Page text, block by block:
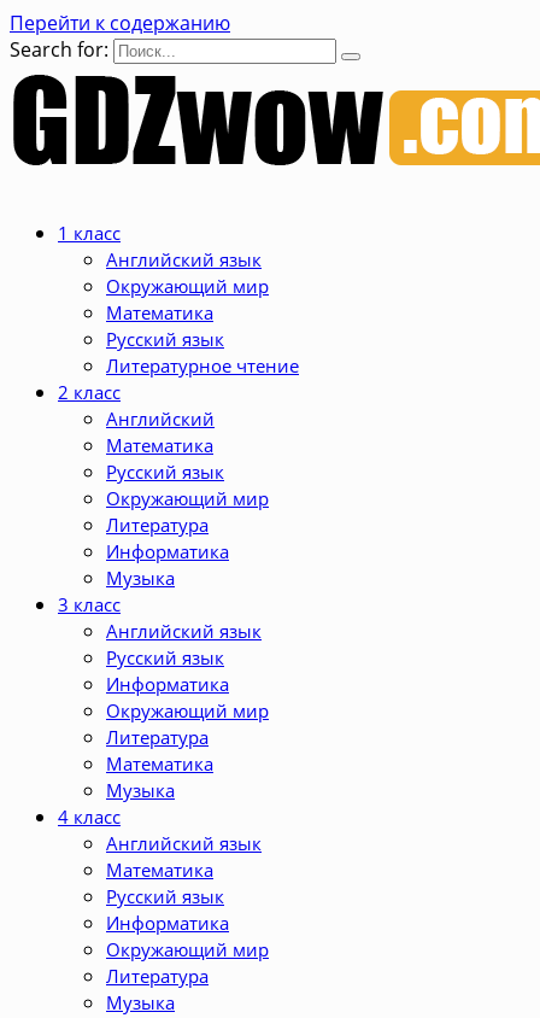
Перейти к содержанию
Search for:
1 класс
Английский язык
Окружающий мир
Математика
Русский язык
Литературное чтение
2 класс
Английский
Математика
Русский язык
Окружающий мир
Литература
Информатика
Музыка
3 класс
Английский язык
Русский язык
Информатика
Окружающий мир
Литература
Математика
Музыка
4 класс
Английский язык
Математика
Русский язык
Информатика
Окружающий мир
Литература
Музыка